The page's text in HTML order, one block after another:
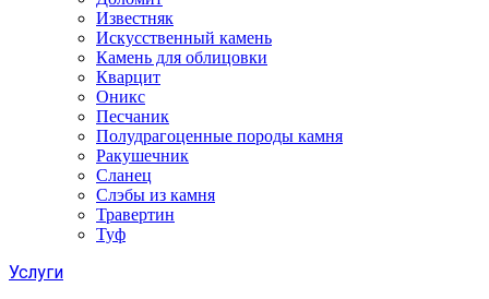
Известняк
Искусственный камень
Камень для облицовки
Кварцит
Оникс
Песчаник
Полудрагоценные породы камня
Ракушечник
Сланец
Слэбы из камня
Травертин
Туф
Услуги